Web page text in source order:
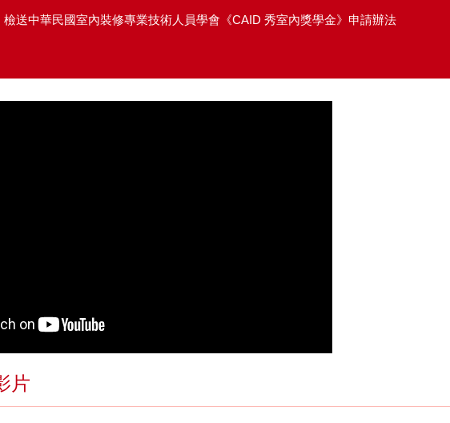
檢送中華民國室內裝修專業技術人員學會《CAID 秀室內獎學金》申請辦法
片